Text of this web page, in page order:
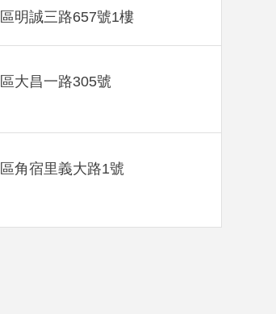
明誠三路657號1樓
大昌一路305號
角宿里義大路1號